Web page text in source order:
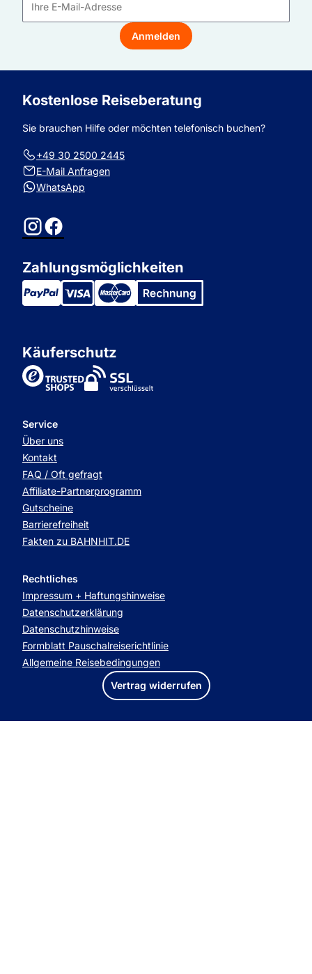
E-
Mail-
Adresse
Anmelden
Kostenlose Reiseberatung
Sie brauchen Hilfe oder möchten telefonisch buchen?
+49 30 2500 2445
E-Mail Anfragen
WhatsApp
InstagramFacebook
Zahlungsmöglichkeiten
Käuferschutz
TrustedShops
Service
Über uns
Kontakt
FAQ / Oft gefragt
Affiliate-Partnerprogramm
Gutscheine
Barrierefreiheit
Fakten zu BAHNHIT.DE
Rechtliches
Impressum + Haftungshinweise
Datenschutzerklärung
Datenschutzhinweise
Formblatt Pauschalreiserichtlinie
Allgemeine Reisebedingungen
Vertrag widerrufen